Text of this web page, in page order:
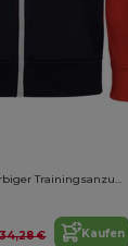
ATHENAS Dreifarbiger Trainingsanzug aus Acetat mit samtigem Futter
34,28 € Kaufen